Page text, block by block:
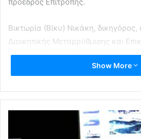
Βικτωρία (Βίκυ) Νικάκη, δικηγόρος,
Διοικητικής Μεταρρύθμισης και
αντιπρόεδρος της Επιτροπής με τις
των υπηρεσιών του Δήμου για την
Την εποπτεία και τον συντονισμό
Show More